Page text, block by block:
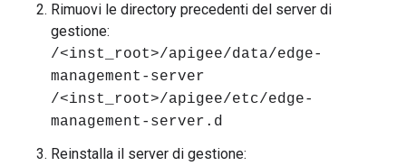
Rimuovi le directory precedenti del server di
gestione:
/<inst_root>/apigee/data/edge-
management-server
/<inst_root>/apigee/etc/edge-
management-server.d
Reinstalla il server di gestione: